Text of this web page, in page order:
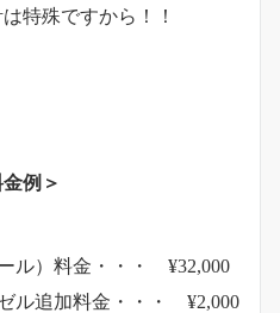
特殊ですから！！
金例＞
ル）料金・・・ ¥32,000
ル追加料金・・・ ¥2,000